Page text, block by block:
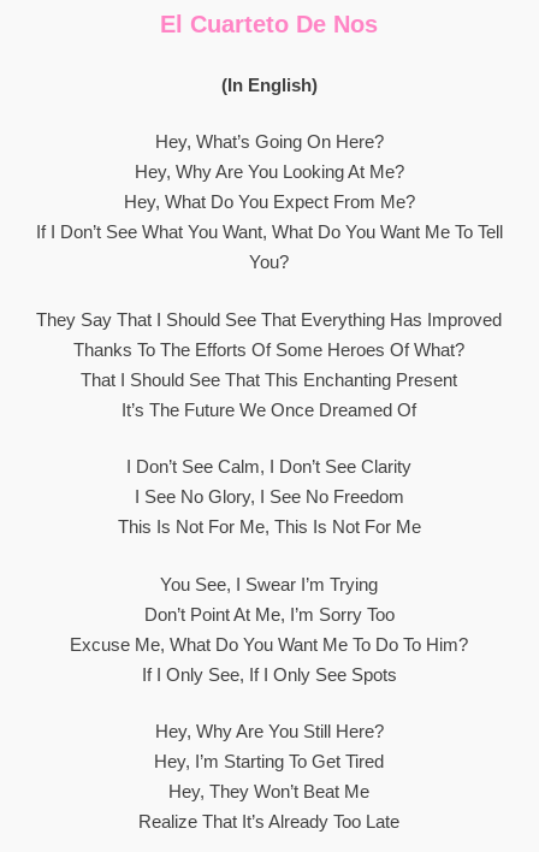
El Cuarteto De Nos
(In English)
Hey, What’s Going On Here?
Hey, Why Are You Looking At Me?
Hey, What Do You Expect From Me?
If I Don’t See What You Want, What Do You Want Me To Tell
You?
They Say That I Should See That Everything Has Improved
Thanks To The Efforts Of Some Heroes Of What?
That I Should See That This Enchanting Present
It’s The Future We Once Dreamed Of
I Don’t See Calm, I Don’t See Clarity
I See No Glory, I See No Freedom
This Is Not For Me, This Is Not For Me
You See, I Swear I’m Trying
Don’t Point At Me, I’m Sorry Too
Excuse Me, What Do You Want Me To Do To Him?
If I Only See, If I Only See Spots
Hey, Why Are You Still Here?
Hey, I’m Starting To Get Tired
Hey, They Won’t Beat Me
Realize That It’s Already Too Late